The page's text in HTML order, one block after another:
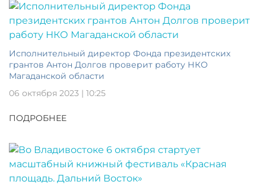
Исполнительный директор Фонда президентских
грантов Антон Долгов проверит работу НКО
Магаданской области
06 октября 2023 | 10:25
ПОДРОБНЕЕ